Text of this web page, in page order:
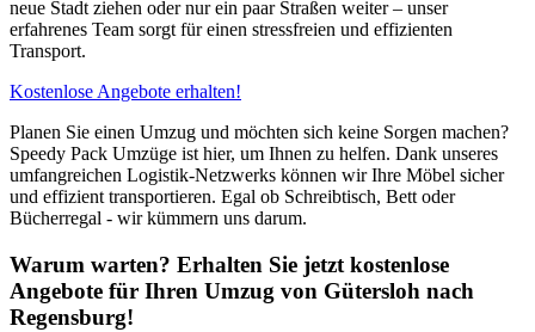
neue Stadt ziehen oder nur ein paar Straßen weiter – unser
erfahrenes Team sorgt für einen stressfreien und effizienten
Transport.
Kostenlose Angebote erhalten!
Planen Sie einen Umzug und möchten sich keine Sorgen machen?
Speedy Pack Umzüge ist hier, um Ihnen zu helfen. Dank unseres
umfangreichen Logistik-Netzwerks können wir Ihre Möbel sicher
und effizient transportieren. Egal ob Schreibtisch, Bett oder
Bücherregal - wir kümmern uns darum.
Warum warten? Erhalten Sie jetzt kostenlose
Angebote für Ihren Umzug von Gütersloh nach
Regensburg!